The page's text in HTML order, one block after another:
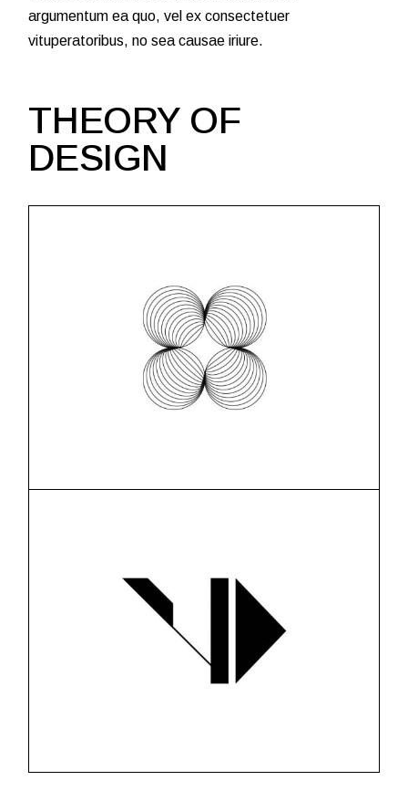
argumentum ea quo, vel ex consectetuer
vituperatoribus, no sea causae iriure.
THEORY OF
DESIGN